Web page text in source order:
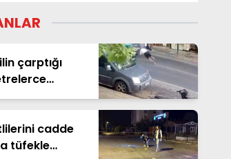
çarptığı
o anlar
cadde
tüfekle